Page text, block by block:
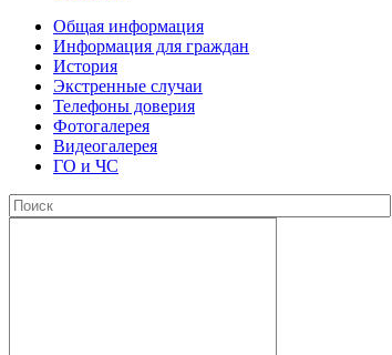
Общая информация
Информация для граждан
История
Экстренные случаи
Телефоны доверия
Фотогалерея
Видеогалерея
ГО и ЧС